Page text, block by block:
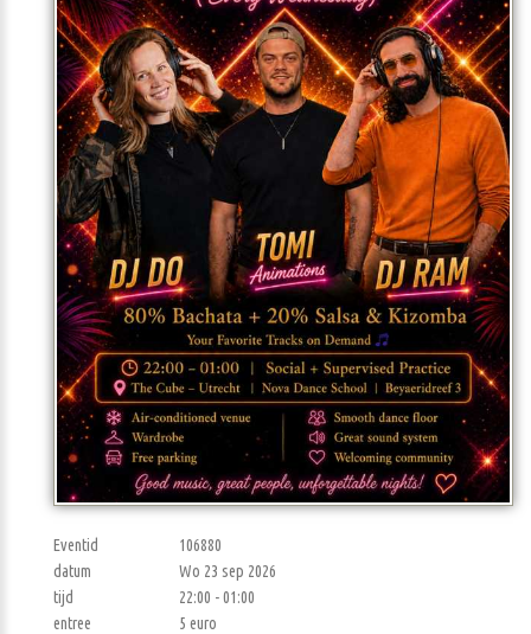
Eventid
106880
datum
Wo 23 sep 2026
tijd
22:00 - 01:00
entree
5 euro